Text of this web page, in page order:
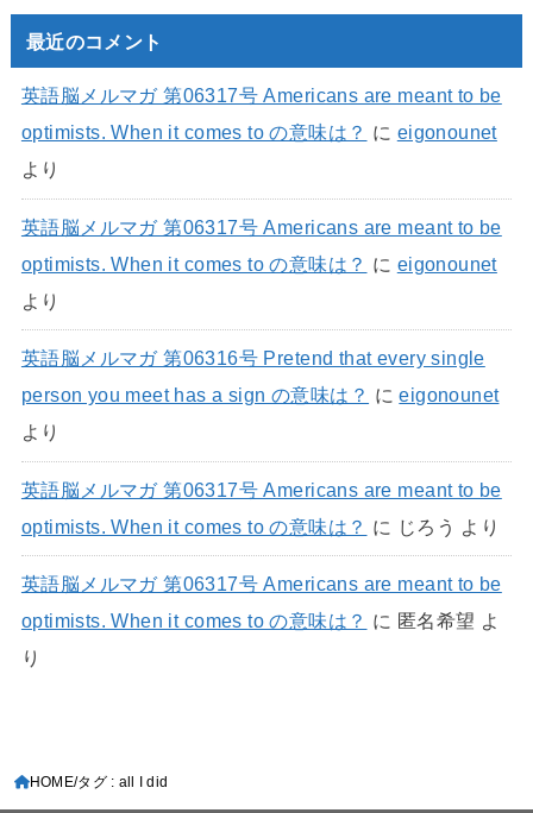
最近のコメント
英語脳メルマガ 第06317号 Americans are meant to be
optimists. When it comes to の意味は？ に eigonounet
より
英語脳メルマガ 第06317号 Americans are meant to be
optimists. When it comes to の意味は？ に eigonounet
より
英語脳メルマガ 第06316号 Pretend that every single
person you meet has a sign の意味は？ にeigonounet
より
英語脳メルマガ 第06317号 Americans are meant to be
optimists. When it comes to の意味は？ に じろう より
英語脳メルマガ 第06317号 Americans are meant to be
optimists. When it comes to の意味は？ に 匿名希望 よ
り
HOME タグ : all I did